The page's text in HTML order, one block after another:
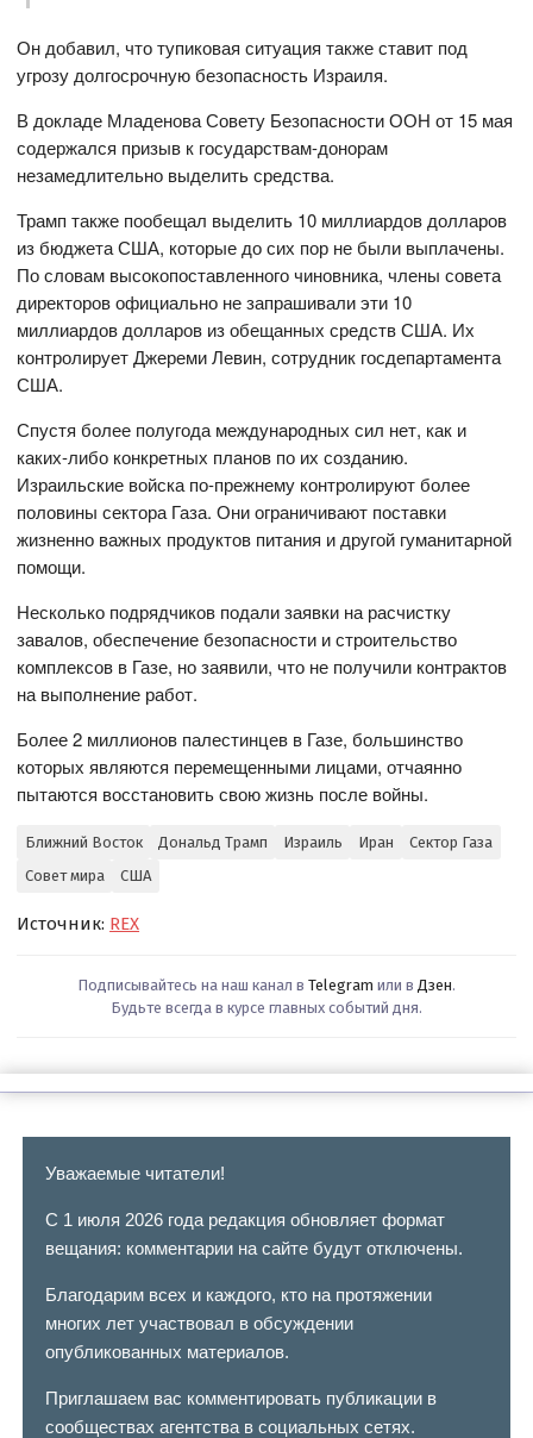
Он добавил, что тупиковая ситуация также ставит под
угрозу долгосрочную безопасность Израиля.
В докладе Младенова Совету Безопасности ООН от 15 мая
содержался призыв к государствам-донорам
незамедлительно выделить средства.
Трамп также пообещал выделить 10 миллиардов долларов
из бюджета США, которые до сих пор не были выплачены.
По словам высокопоставленного чиновника, члены совета
директоров официально не запрашивали эти 10
миллиардов долларов из обещанных средств США. Их
контролирует Джереми Левин, сотрудник госдепартамента
США.
Спустя более полугода международных сил нет, как и
каких-либо конкретных планов по их созданию.
Израильские войска по-прежнему контролируют более
половины сектора Газа. Они ограничивают поставки
жизненно важных продуктов питания и другой гуманитарной
помощи.
Несколько подрядчиков подали заявки на расчистку
завалов, обеспечение безопасности и строительство
комплексов в Газе, но заявили, что не получили контрактов
на выполнение работ.
Более 2 миллионов палестинцев в Газе, большинство
которых являются перемещенными лицами, отчаянно
пытаются восстановить свою жизнь после войны.
Ближний Восток Дональд Трамп Израиль Иран
Сектор Газа
Совет мира
США
Источник: REX
Подписывайтесь на наш канал в Telegram или в Дзен.
Будьте всегда в курсе главных событий дня.
Уважаемые читатели!
С 1 июля 2026 года редакция обновляет формат
вещания: комментарии на сайте будут отключены.
Благодарим всех и каждого, кто на протяжении
многих лет участвовал в обсуждении
опубликованных материалов.
Приглашаем вас комментировать публикации в
сообществах агентства в социальных сетях.